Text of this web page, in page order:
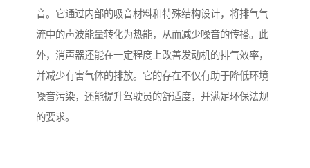
音。它通过内部的吸音材料和特殊结构设计，将排气气
流中的声波能量转化为热能，从而减少噪音的传播。此
外，消声器还能在一定程度上改善发动机的排气效率，
并减少有害气体的排放。它的存在不仅有助于降低环境
噪音污染，还能提升驾驶员的舒适度，并满足环保法规
的要求。